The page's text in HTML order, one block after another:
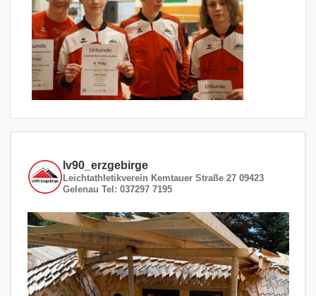
lv90_erzgebirge
Leichtathletikverein Kemtauer Straße 27 09423
Gelenau Tel: 037297 7195